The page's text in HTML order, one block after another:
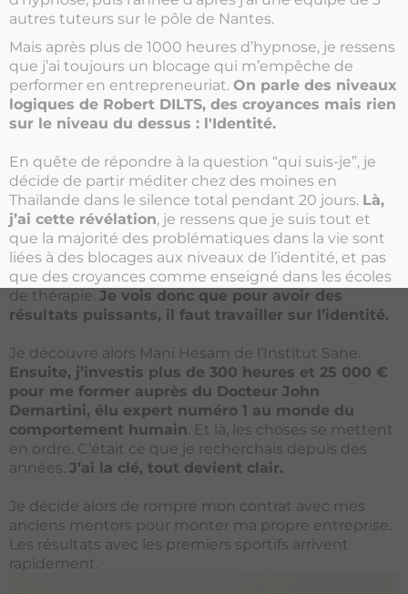
autres tuteurs sur le pôle de Nantes.
Mais après plus de 1000 heures d’hypnose, je ressens
que j’ai toujours un blocage qui m’empêche de
performer en entrepreneuriat. On parle des niveaux
logiques de Robert DILTS, des croyances mais rien
sur le niveau du dessus : l'Identité.
En quête de répondre à la question “qui suis-je”, je
décide de partir méditer chez des moines en
Thaïlande dans le silence total pendant 20 jours. Là,
j’ai cette révélation, je ressens que je suis tout et
que la majorité des problématiques dans la vie sont
liées à des blocages aux niveaux de l’identité, et pas
que des croyances comme enseigné dans les écoles
de thérapie. Je vois donc que pour avoir des
résultats puissants, il faut travailler sur l’identité.
Je découvre alors Mani Hesam de l’Institut Sane.
Ensuite, j’investis plus de 300 heures et 25 000 €
pour me former auprès du Docteur John
Demartini, élu expert numéro 1 au monde du
comportement humain. Et là, les choses se mettent
en ordre. C’était ce que je recherchais depuis des
années. J’ai la clé, tout devient clair.
Je décide alors de rompre mon contrat avec mes
anciens mentors pour monter ma propre entreprise.
Les résultats avec les premiers sportifs arrivent
rapidement.